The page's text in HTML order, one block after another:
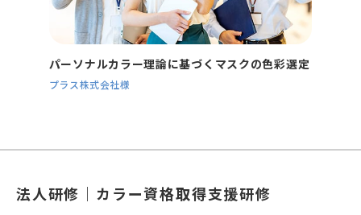
パーソナルカラー理論に基づく マスクの色彩選定
プラス株式会社様
法人研修｜カラー資格取得支援研修